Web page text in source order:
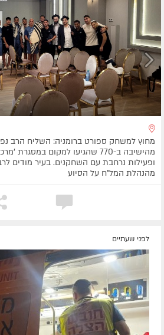
מחוץ למשחק ספורט ברומניה: השליח הרב
מהישיבה ב-770 שהגיעו למקום
ופעילות נרחבת עם השחקנים. בעיר מודים
מהנהלת המל"ח על הסיוע
לפני שעתיים